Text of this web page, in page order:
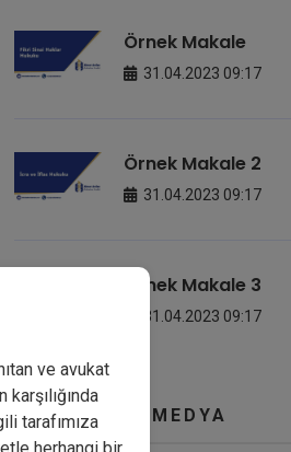
Örnek Makale
31.04.2023 09:17
Örnek Makale 2
31.04.2023 09:17
Örnek Makale 3
31.04.2023 09:17
SOSYAL MEDYA
ve avukat
tarafımıza
herhangi bir